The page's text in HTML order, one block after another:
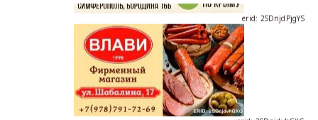
erid: 2SDnjdvhGXG